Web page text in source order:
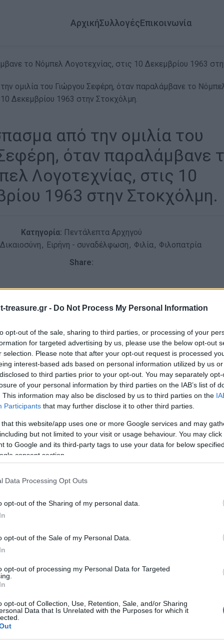
treasure.gr - Do Not Process My Personal Information
opt-out of the sale, sharing to third parties, or processing of your
for targeted advertising by us, please use the below opt-out
selection. Please note that after your opt-out request is processed
interest-based ads based on personal information utilized by us
to third parties prior to your opt-out. You may separately
of your personal information by third parties on the IAB’s list of
This information may also be disclosed by us to third parties on the
Participants that may further disclose it to other third parties.
that this website/app uses one or more Google services and may
but not limited to your visit or usage behaviour. You may
to Google and its third-party tags to use your data for below
consent section.
Data Processing Opt Outs
opt-out of the Sharing of my personal data.
opt-out of the Sale of my Personal Data.
opt-out of processing my Personal Data for Targeted
opt-out of Collection, Use, Retention, Sale, and/or Sharing
Data that Is Unrelated with the Purposes for which it
ΑρχικήΣυλλογέςΕπικοινωνία
το Νόμπελ Λογοτεχνίας, στις 10 Δεκεμβρίου 1963
από την ομιλία του
όταν παραλάμβανε
Λογοτεχνίας, στις 10
1963 στην Στοκχόλμη.
Κατηγορία: Πεντάλεπτα Αρχηγού
Δικαιοσύνη , Ειρήνη - συναδέλφωση , Φιλία, Φιλοπατρία
Share:
η Σουηδική Ακαδημία έκρινε πως η προσπάθειά μου
Θέλησε να τιμήσει τη γλώσσα μου, και να –
τη συγγνώμη που ζητώ πρώτα- πρώτα από τον εαυτό μου.
που δεν έχει άλλο αγαθό παρά τον αγώνα του λαού του, τη
που τη χαρακτηρίζει είναι ότι μας παραδόθηκε χωρίς
αλλά δεν παρουσιάζει κανένα χάσμα. Άλλο
που ξεπερνά το μέτρο πρέπει να τιμωρηθεί από τις
λέει ο Ηράκλειτος· «ει δε μη, Ερινύες μιν Δίκης επίκουροι
στα περασμένα όσο και η γραπτή. Το ίδιο και η
γενικά, ακόμη και όταν αναβρύζει ανάμεσα σ’ ένα λαό
την ανησυχία, τη χρειάζεται την ποίηση. Η ποίηση έχει
– κι ένας Θεός το ξέρει αν τα δεινά μας δεν τα
όλους τους άλλους. Πρέπει ν’ αναζητήσουμε τον
αυτή του έθεσε το αίνιγμά της, η απόκρισή του ήταν: ο
απόκριση του Oιδίποδα.
ΠΙΣΩ ΣΕ Πεντάλεπτα Αρχηγού